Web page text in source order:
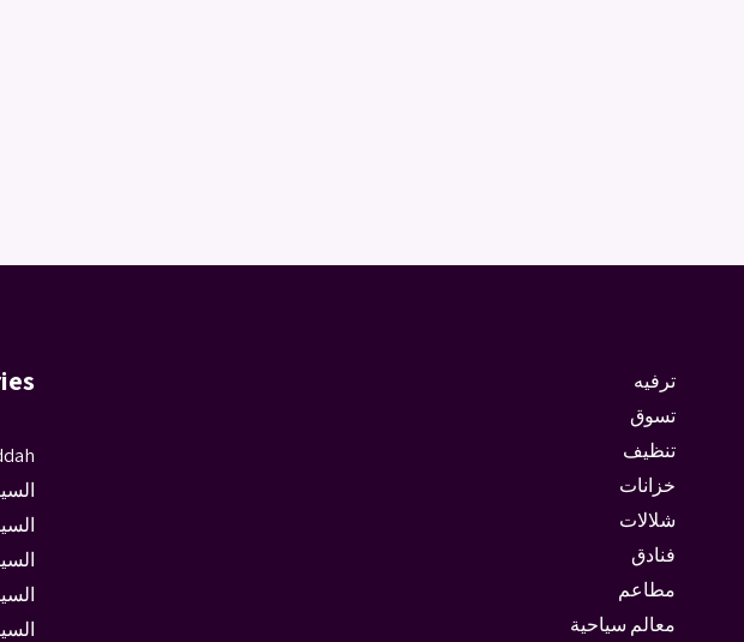
ترفيه
تسوق
تنظيف
خزانات
شلالات
فنادق
مطاعم
معالم سياحية